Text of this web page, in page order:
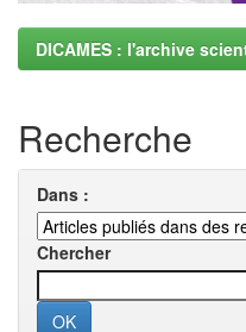
DICAMES : l'archive
Recherche
Dans :
Chercher